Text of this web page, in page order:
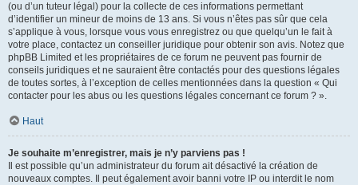
(ou d’un tuteur légal) pour la collecte de ces informations permettant
d’identifier un mineur de moins de 13 ans. Si vous n’êtes pas sûr que cela
s’applique à vous, lorsque vous vous enregistrez ou que quelqu’un le fait à
votre place, contactez un conseiller juridique pour obtenir son avis. Notez que
phpBB Limited et les propriétaires de ce forum ne peuvent pas fournir de
conseils juridiques et ne sauraient être contactés pour des questions légales
de toutes sortes, à l’exception de celles mentionnées dans la question « Qui
contacter pour les abus ou les questions légales concernant ce forum ? ».
Haut
Je souhaite m’enregistrer, mais je n’y parviens pas !
Il est possible qu’un administrateur du forum ait désactivé la création de
nouveaux comptes. Il peut également avoir banni votre IP ou interdit le nom